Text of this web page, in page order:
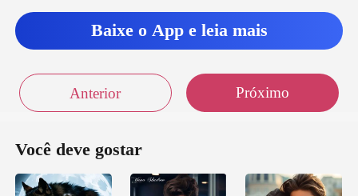
Baixe o App e leia mais
Anterior Próximo
Você deve gostar